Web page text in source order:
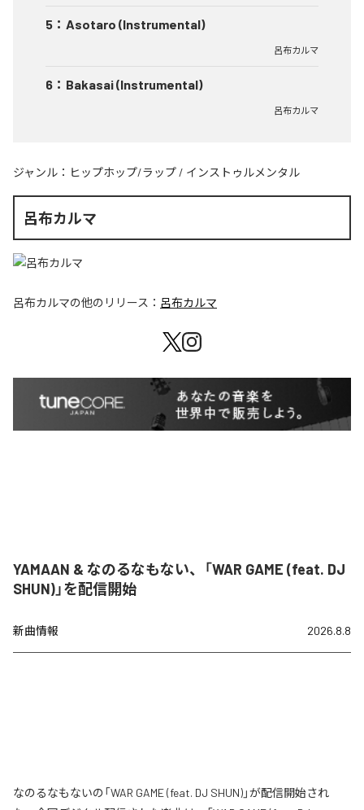
5 ： Asotaro (Instrumental)
呂布カルマ
6 ： Bakasai (Instrumental)
呂布カルマ
ジャンル： ヒップホップ/ラップ / インストゥルメンタル
呂布カルマ
呂布カルマの他のリリース： 呂布カルマ
YAMAAN & なのるなもない、「WAR GAME (feat. DJ
SHUN)」を配信開始
新曲情報 2026.8.8
なのるなもないの「WAR GAME (feat. DJ SHUN)」が配信開始され